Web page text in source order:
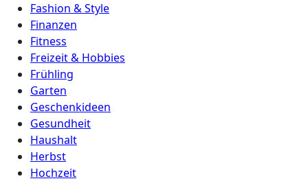
Fashion & Style
Finanzen
Fitness
Freizeit & Hobbies
Frühling
Garten
Geschenkideen
Gesundheit
Haushalt
Herbst
Hochzeit